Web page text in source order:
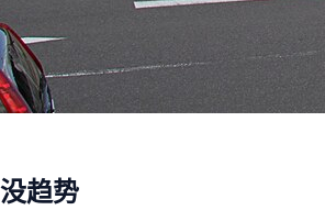
趋势